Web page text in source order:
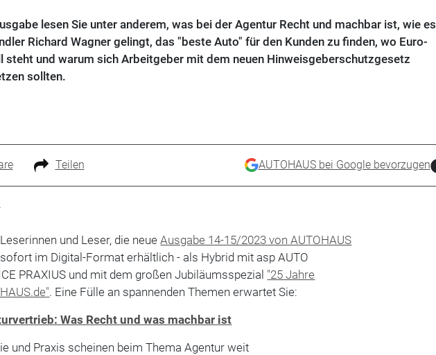
lesen Sie unter anderem, was bei der Agentur Recht und machbar ist, wie es
Richard Wagner gelingt, das "beste Auto" für den Kunden zu finden, wo Euro-
steht und warum sich Arbeitgeber mit dem neuen Hinweisgeberschutzgesetz
sollten.
Teilen AUTOHAUS bei Google bevorzugen
und Leser, die neueAusgabe 14-15/2023 von AUTOHAUS
im Digital-Format erhältlich - als Hybrid mit asp AUTO
PRAXIUS und mit dem großen Jubiläumsspezial "25 Jahre
. Eine Fülle an spannenden Themen erwartet Sie:
Was Recht und was machbar ist
und Praxis scheinen beim Thema Agentur weit